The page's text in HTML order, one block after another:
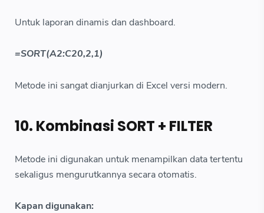
Untuk laporan dinamis dan dashboard.
=SORT(A2:C20,2,1)
Metode ini sangat dianjurkan di Excel versi modern.
10. Kombinasi SORT + FILTER
Metode ini digunakan untuk menampilkan data tertentu
sekaligus mengurutkannya secara otomatis.
Kapan digunakan: